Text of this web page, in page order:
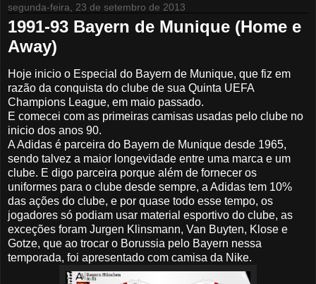
segunda-feira, 23 de setembro de 2013
1991-93 Bayern de Munique (Home e
Away)
Hoje inicio o Especial do Bayern de Munique, que fiz em
razão da conquista do clube de sua Quinta UEFA
Champions League, em maio passado.
E comecei com as primeiras camisas usadas pelo clube no
inicio dos anos 90.
A Adidas é parceira do Bayern de Munique desde 1965,
sendo talvez a maior longevidade entre uma marca e um
clube. E digo parceira porque além de fornecer os
uniformes para o clube desde sempre, a Adidas tem 10%
das ações do clube, e por quase todo esse tempo, os
jogadores só podiam usar material esportivo do clube, as
exceções foram Jurgen Klinsmann, Van Buyten, Klose e
Gotze, que ao trocar o Borussia pelo Bayern nessa
temporada, foi apresentado com camisa da Nike.